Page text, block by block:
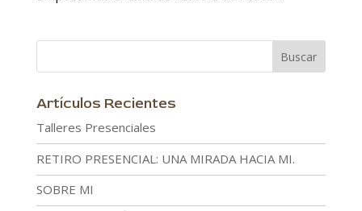
Artículos Recientes
Talleres Presenciales
RETIRO PRESENCIAL: UNA MIRADA HACIA MI.
SOBRE MI